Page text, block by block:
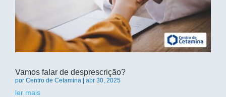
Vamos falar de desprescrição?
por Centro de Cetamina abr 30, 2025
ler mais